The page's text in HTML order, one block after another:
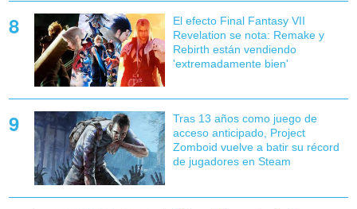
El efecto Final Fantasy VII
Revelation se nota: Remake y
Rebirth están vendiendo
'extremadamente bien'
Tras 13 años como juego de
acceso anticipado, Project
Zomboid vuelve a batir su récord
de jugadores en Steam